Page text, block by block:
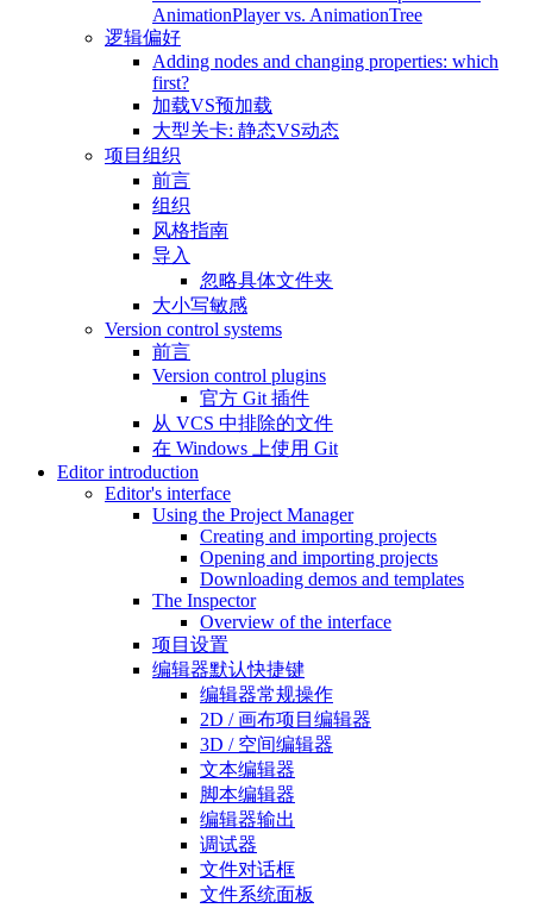
AnimationPlayer vs. AnimationTree
逻辑偏好
Adding nodes and changing properties: which
first?
加载VS预加载
大型关卡: 静态VS动态
项目组织
前言
组织
风格指南
导入
忽略具体文件夹
大小写敏感
Version control systems
前言
Version control plugins
官方 Git 插件
从 VCS 中排除的文件
在 Windows 上使用 Git
Editor introduction
Editor's interface
Using the Project Manager
Creating and importing projects
Opening and importing projects
Downloading demos and templates
The Inspector
Overview of the interface
项目设置
编辑器默认快捷键
编辑器常规操作
2D / 画布项目编辑器
3D / 空间编辑器
文本编辑器
脚本编辑器
编辑器输出
调试器
文件对话框
文件系统面板